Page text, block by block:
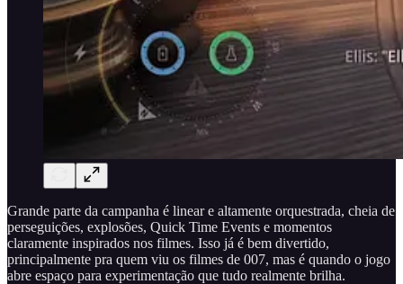
Grande parte da campanha é linear e altamente orquestrada, cheia de
perseguições, explosões, Quick Time Events e momentos
claramente inspirados nos filmes. Isso já é bem divertido,
principalmente pra quem viu os filmes de 007, mas é quando o jogo
abre espaço para experimentação que tudo realmente brilha.